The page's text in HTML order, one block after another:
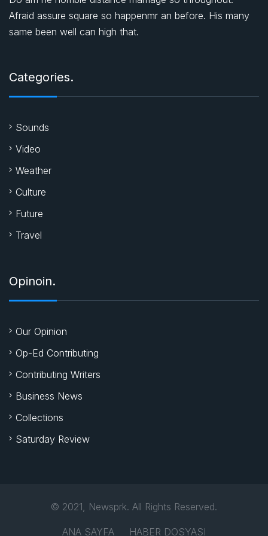
Afraid assure square so happenmr an before. His many
same been well can high that.
Categories.
Sounds
Video
Weather
Culture
Future
Travel
Opinoin.
Our Opinion
Op-Ed Contributing
Contributing Writers
Business News
Collections
Saturday Review
© 2021, Newsprk. All Rights Reserved.
ANA SAYFA HABER DOSYASI